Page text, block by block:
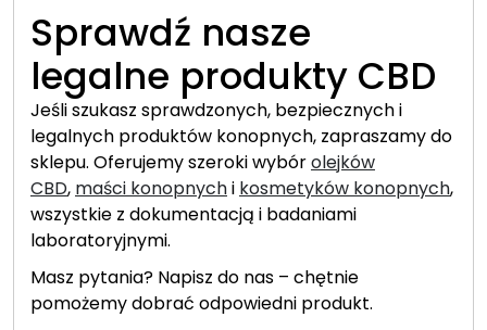
Sprawdź nasze
legalne produkty CBD
Jeśli szukasz sprawdzonych, bezpiecznych i
legalnych produktów konopnych, zapraszamy do
sklepu. Oferujemy szeroki wybórolejków
CBD, maści konopnychi kosmetyków konopnych,
wszystkie z dokumentacją i badaniami
laboratoryjnymi.
Masz pytania? Napisz do nas – chętnie
pomożemy dobrać odpowiedni produkt.